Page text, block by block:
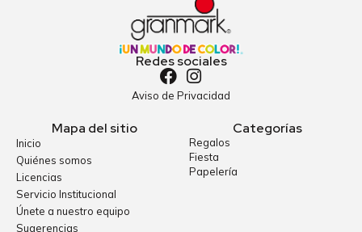
Redes sociales
Aviso de Privacidad
Mapa del sitio
Inicio
Quiénes somos
Licencias
Servicio Institucional
Únete a nuestro equipo
Sugerencias
Categorías
Regalos
Fiesta
Papelería